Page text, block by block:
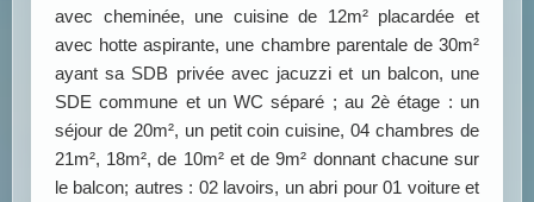
avec cheminée, une cuisine de 12m² placardée et
avec hotte aspirante, une chambre parentale de 30m²
ayant sa SDB privée avec jacuzzi et un balcon, une
SDE commune et un WC séparé ; au 2è étage : un
séjour de 20m², un petit coin cuisine, 04 chambres de
21m², 18m², de 10m² et de 9m² donnant chacune sur
le balcon; autres : 02 lavoirs, un abri pour 01 voiture et